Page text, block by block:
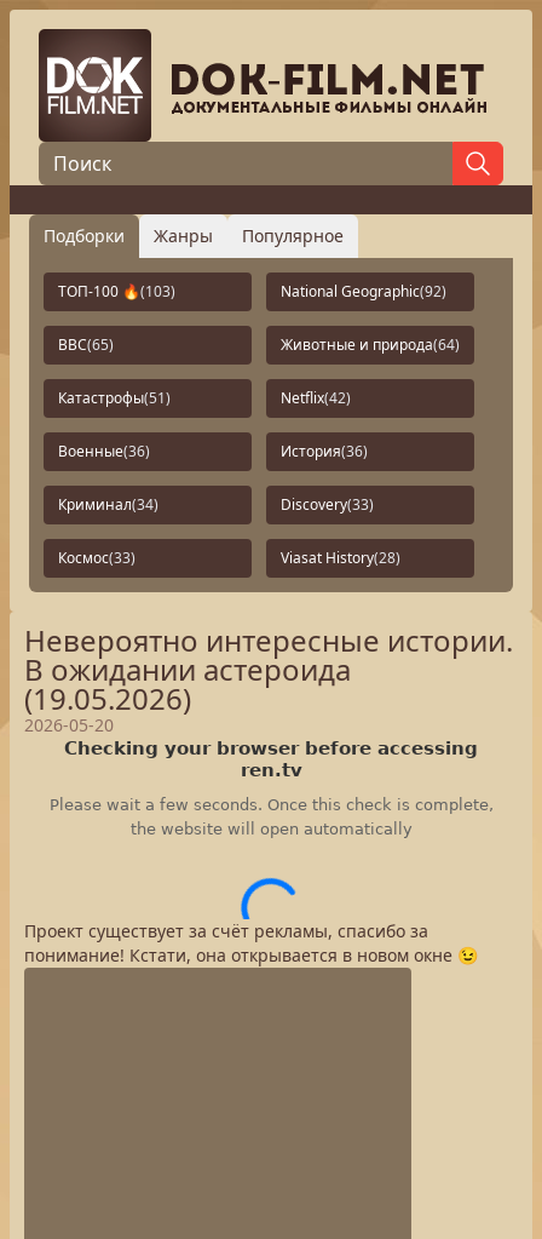
Подборки Жанры Популярное
ТОП-100 🔥(103) National Geographic(92)
BBC(65) Животные и природа(64)
Катастрофы(51) Netflix(42)
Военные(36) История(36)
Криминал(34) Discovery(33)
Космос(33) Viasat History(28)
Невероятно интересные истории.
В ожидании астероида
(19.05.2026)
2026-05-20
Проект существует за счёт рекламы, спасибо за
понимание! Кстати, она открывается в новом окне 😉